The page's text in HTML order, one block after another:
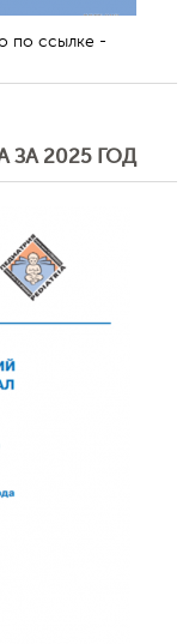
по ссылке -
2025 ГОД